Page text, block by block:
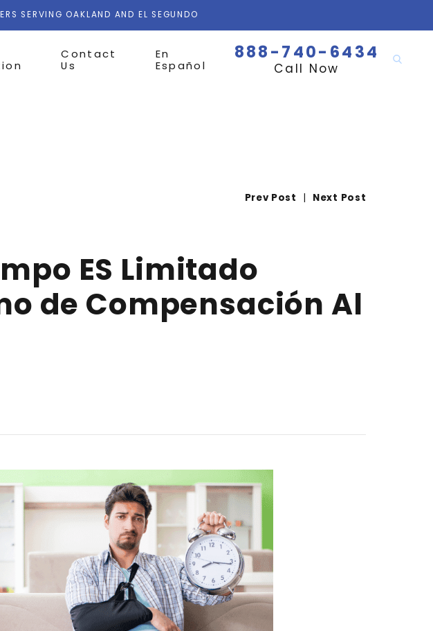
SERVING OAKLAND AND EL SEGUNDO
Contact
Us
En
Español
888-740-6434
Call Now
Prev Post | Next Post
ES Limitado
de Compensación Al